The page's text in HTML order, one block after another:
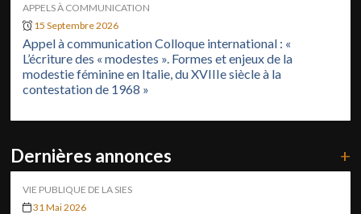
APPELS À COMMUNICATION
15 Septembre 2026
Appel à communication Colloque international : «
L’écriture des « modestes ». Formes et enjeux de la
modestie féminine en Italie, du XVIIIe siècle à la
contestation de 1968 »
Dernières annonces +
VIE PUBLIQUE DE LA SIES
31 Mai 2026